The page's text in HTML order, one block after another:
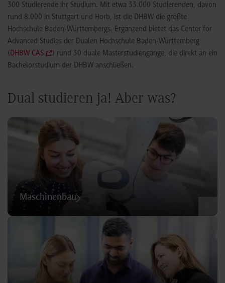
300 Studierende ihr Studium. Mit etwa 33.000 Studierenden, davon
rund 8.000 in Stuttgart und Horb, ist die DHBW die größte
Hochschule Baden-Württembergs. Ergänzend bietet das Center for
Advanced Studies der Dualen Hochschule Baden-Württemberg
( DHBW CAS
) rund 30 duale Masterstudiengänge, die direkt an ein
Bachelorstudium der DHBW anschließen.
Dual studieren ja! Aber was?
Maschinenbau